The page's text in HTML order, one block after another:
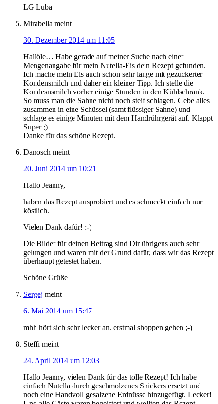
LG Luba
Mirabella meint
30. Dezember 2014 um 11:05
Hallöle… Habe gerade auf meiner Suche nach einer
Mengenangabe für mein Nutella-Eis dein Rezept gefunden.
Ich mache mein Eis auch schon sehr lange mit gezuckerter
Kondensmilch und daher ein kleiner Tipp. Ich stelle die
Kondesnsmilch vorher einige Stunden in den Kühlschrank.
So muss man die Sahne nicht noch steif schlagen. Gebe alles
zusammen in eine Schüssel (samt flüssiger Sahne) und
schlage es einige Minuten mit dem Handrührgerät auf. Klappt
Super ;)
Danke für das schöne Rezept.
Danosch meint
20. Juni 2014 um 10:21
Hallo Jeanny,
haben das Rezept ausprobiert und es schmeckt einfach nur
köstlich.
Vielen Dank dafür! :-)
Die Bilder für deinen Beitrag sind Dir übrigens auch sehr
gelungen und waren mit der Grund dafür, dass wir das Rezept
überhaupt getestet haben.
Schöne Grüße
Sergej meint
6. Mai 2014 um 15:47
mhh hört sich sehr lecker an. erstmal shoppen gehen ;-)
Steffi meint
24. April 2014 um 12:03
Hallo Jeanny, vielen Dank für das tolle Rezept! Ich habe
einfach Nutella durch geschmolzenes Snickers ersetzt und
noch eine Handvoll gesalzene Erdnüsse hinzugefügt. Lecker!